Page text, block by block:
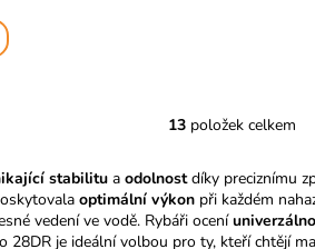
O
l
á
d
13položek celkem
stabilitu a odolnostdíky preciznímu
optimální výkon při každém
vedení ve vodě. Rybáři ocení
28DR je ideální volbou pro ty, kteří chtějí